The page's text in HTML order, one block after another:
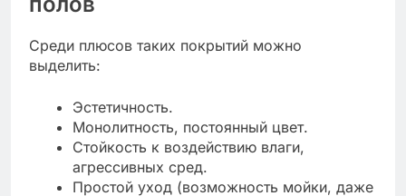
Среди плюсов таких покрытий можно
выделить:
Эстетичность.
Монолитность, постоянный цвет.
Стойкость к воздействию влаги,
агрессивных сред.
Простой уход (возможность мойки, даже